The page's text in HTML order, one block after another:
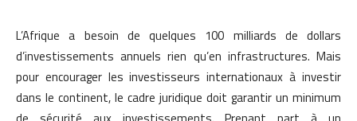
L’Afrique a besoin de quelques 100 milliards de dollars
d’investissements annuels rien qu’en infrastructures. Mais
pour encourager les investisseurs internationaux à investir
dans le continent, le cadre juridique doit garantir un minimum